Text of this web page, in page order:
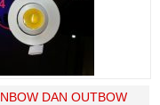
DAN OUTBOW